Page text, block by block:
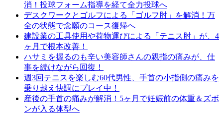
消！投球フォーム指導を経て全力投球へ
デスクワークとゴルフによる「ゴルフ肘」を解消！万
全の状態で念願のコース復帰へ
建設業の工具使用や荷物運びによる「テニス肘」が、4
ヶ月で根本改善！
ハサミを握るのも辛い美容師さんの親指の痛みが、仕
事を続けながら回復！
週3回テニスを楽しむ60代男性、手首の小指側の痛みを
乗り越え快調にプレイ中！
産後の手首の痛みが解消！5ヶ月で妊娠前の体重＆ズボ
ンが入る体型へ